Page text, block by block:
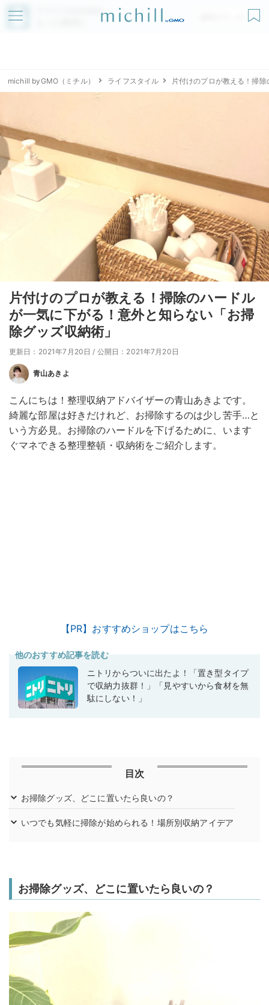
アプリでmichillが
無料ダウンロード
michill byGMO（ミチル） ライフスタイル 片付けのプロが教える！掃
片付けのプロが教える！掃除のハードル
が一気に下がる！意外と知らない「お掃
除グッズ収納術」
更新日：2021年7月20日 / 公開日：2021年7月20日
青山あきよ
こんにちは！整理収納アドバイザーの青山あきよです。
綺麗な部屋は好きだけれど、お掃除するのは少し苦手…と
いう方必見。お掃除のハードルを下げるために、います
ぐマネできる整理整頓・収納術をご紹介します。
【PR】おすすめショップはこちら
他のおすすめ記事を読む
ニトリからついに出たよ！「置き型タイプ
で収納力抜群！」「見やすいから食材を無
駄にしない！」
目次
お掃除グッズ、どこに置いたら良いの？
いつでも気軽に掃除が始められる！場所別収納アイデア
お掃除グッズ、どこに置いたら良いの？